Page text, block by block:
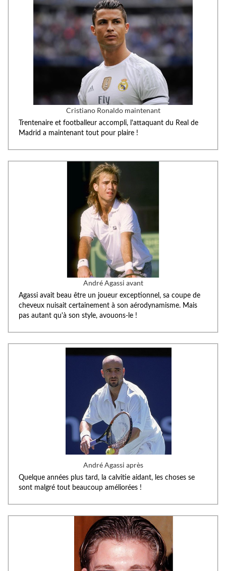
Cristiano Ronaldo maintenant
Trentenaire et footballeur accompli, l'attaquant du Real de
Madrid a maintenant tout pour plaire !
André Agassi avant
Agassi avait beau être un joueur exceptionnel, sa coupe de
cheveux nuisait certainement à son aérodynamisme. Mais
pas autant qu'à son style, avouons-le !
André Agassi après
Quelque années plus tard, la calvitie aidant, les choses se
sont malgré tout beaucoup améliorées !